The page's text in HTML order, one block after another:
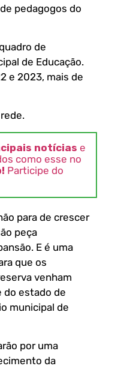
pedagogos do
de
de Educação.
e 2023, mais de
notícias e
como esse no
Participe do
para de crescer
peça
E é uma
que os
venham
do estado de
municipal de
por uma
da